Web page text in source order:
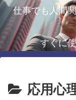
仕事でも人間
すぐに
応用心